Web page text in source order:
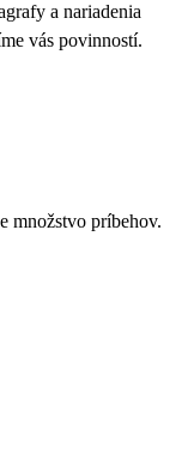
a nariadenia
vás povinností.
množstvo príbehov.